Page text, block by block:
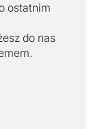
ostatnim
do nas